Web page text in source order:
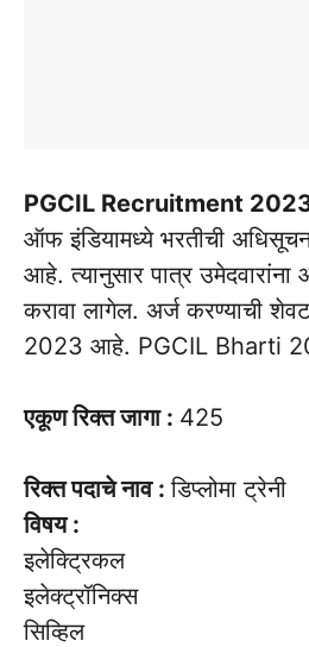
PGCIL Recruitment
ऑफ इंडियामध्ये भरतीची
आहे. त्यानुसार पात्र उमेदवारांना
करावा लागेल. अर्ज करण्याची
2023 आहे. PGCIL Bharti
एकूण रिक्त जागा : 425
रिक्त पदाचे नाव :डिप्लोमा ट्रेनी
विषय :
इलेक्ट्रिकल
इलेक्ट्रॉनिक्स
सिव्हिल